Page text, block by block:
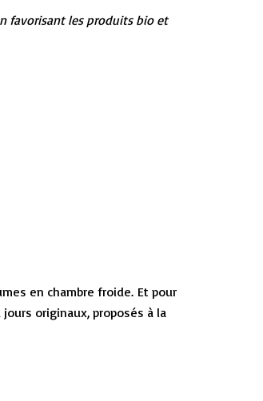
favorisant les produits bio et
en chambre froide. Et pour
originaux, proposés à la